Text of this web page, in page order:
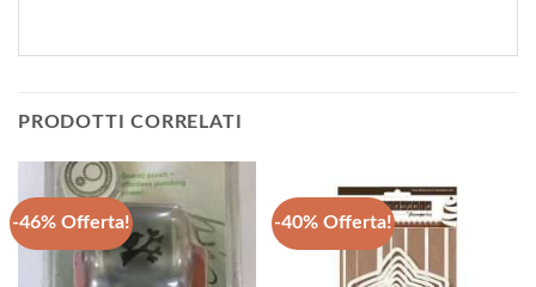
PRODOTTI CORRELATI
-46% Offerta! -40% Offerta!